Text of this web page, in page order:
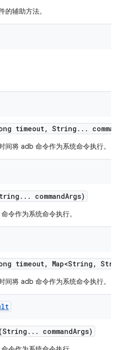
的辅助方法。
timeout, String . . .
间将 adb 命令作为系统命令执行。
. . . commandArgs)
令作为系统命令执行。
timeout, Map<String ,
间将 adb 命令作为系统命令执行。
(String . . . commandArgs)